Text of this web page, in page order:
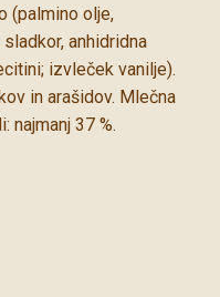
(palmino olje,
sladkor, anhidridna
izvleček vanilje).
in arašidov. Mlečna
najmanj 37 %.